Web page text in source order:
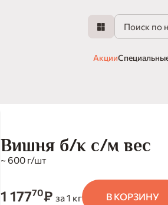
Акции
Вишня б/к с/м вес
~ 600 г/шт
1 17770₽ за 1 кг В КОРЗИНУ